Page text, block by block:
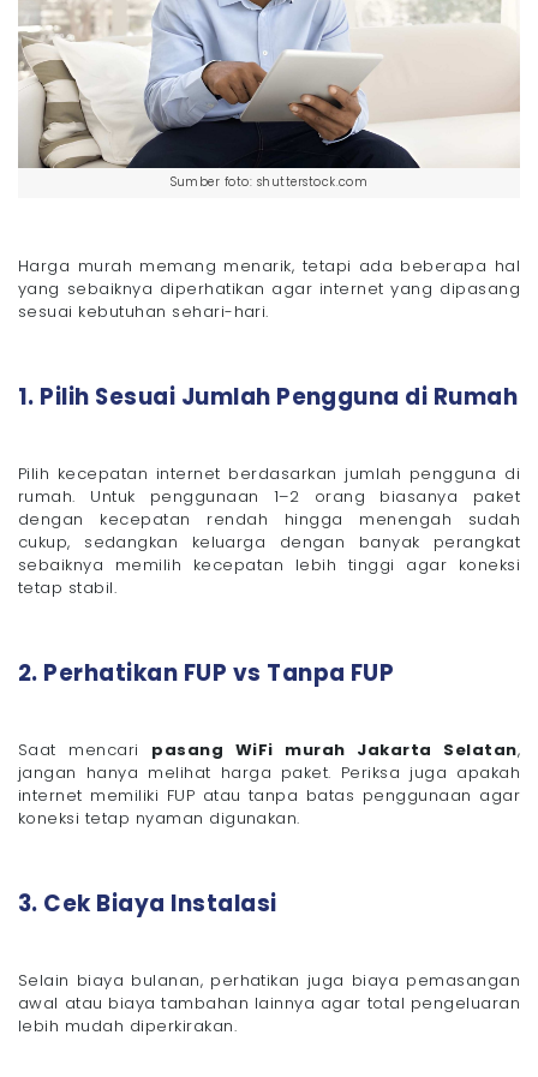
Sumber foto: shutterstock.com
Harga murah memang menarik, tetapi ada beberapa hal
yang sebaiknya diperhatikan agar internet yang dipasang
sesuai kebutuhan sehari-hari.
1. Pilih Sesuai Jumlah Pengguna di Rumah
Pilih kecepatan internet berdasarkan jumlah pengguna di
rumah. Untuk penggunaan 1–2 orang biasanya paket
dengan kecepatan rendah hingga menengah sudah
cukup, sedangkan keluarga dengan banyak perangkat
sebaiknya memilih kecepatan lebih tinggi agar koneksi
tetap stabil.
2. Perhatikan FUP vs Tanpa FUP
Saat mencari pasang WiFi murah Jakarta Selatan,
jangan hanya melihat harga paket. Periksa juga apakah
internet memiliki FUP atau tanpa batas penggunaan agar
koneksi tetap nyaman digunakan.
3. Cek Biaya Instalasi
Selain biaya bulanan, perhatikan juga biaya pemasangan
awal atau biaya tambahan lainnya agar total pengeluaran
lebih mudah diperkirakan.